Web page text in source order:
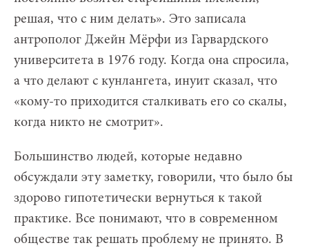
решая, что с ним делать». Это записала
антрополог Джейн Мёрфи из Гарвардского
университета в 1976 году. Когда она спросила,
а что делают с кунлангета, инуит сказал, что
«кому-то приходится сталкивать его со скалы,
когда никто не смотрит».
Большинство людей, которые недавно
обсуждали эту заметку, говорили, что было бы
здорово гипотетически вернуться к такой
практике. Все понимают, что в современном
обществе так решать проблему не принято. В